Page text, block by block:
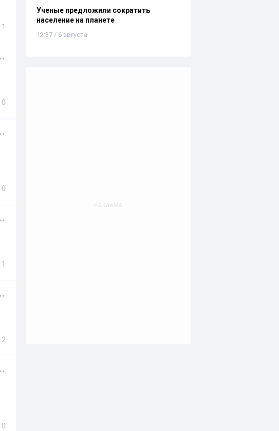
1
0
0
1
2
0
Ученые предложили сократить
население на планете
12:37 / 6 августа